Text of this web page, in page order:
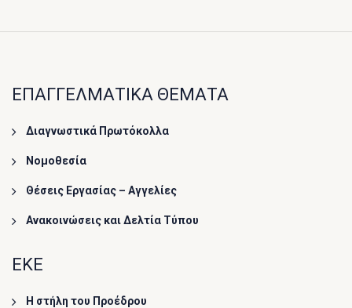
ΕΠΑΓΓΕΛΜΑΤΙΚΑ ΘΕΜΑΤΑ
Διαγνωστικά Πρωτόκολλα
Νομοθεσία
Θέσεις Εργασίας – Αγγελίες
Ανακοινώσεις και Δελτία Τύπου
ΕΚΕ
Η στήλη του Προέδρου